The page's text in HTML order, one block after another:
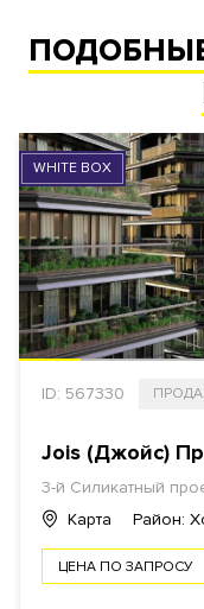
WHITE BOX
ID: 567330
Jois (Джойс)
3-й Силикатный
Карта
Район:
ЦЕНА ПО ЗАПРОСУ